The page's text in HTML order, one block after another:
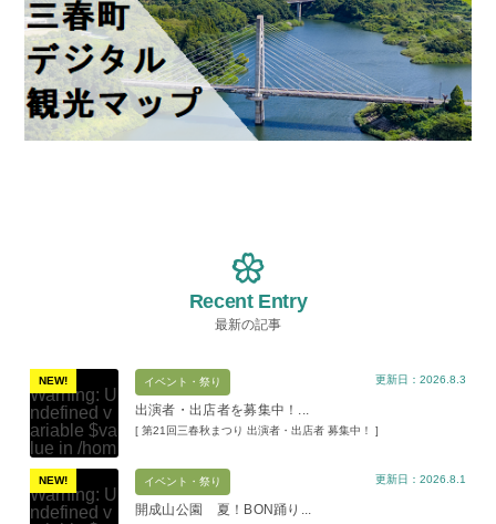
Recent Entry
最新の記事
NEW!
Warning: U
ndefined v
ariable $va
lue in /hom
e/xs11945
9/miharuko
ma.com/pu
blic_html/w
イベント・祭り
出演者・出店者を募集中！...
[ 第21回三春秋まつり 出演者・出店者 募集中！ ]
更新日：2026.8.3
NEW!
Warning: U
ndefined v
イベント・祭り
開成山公園 夏！BON踊り...
更新日：2026.8.1